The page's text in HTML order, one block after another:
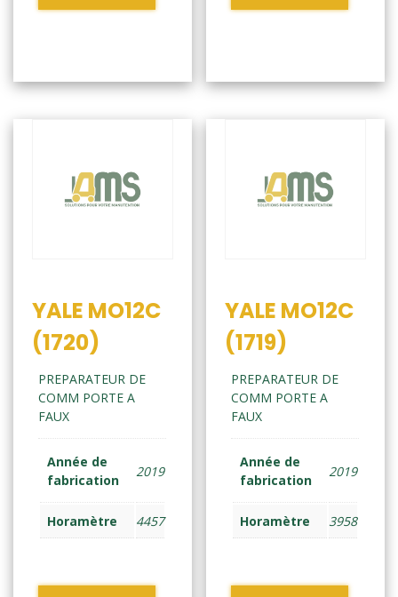
YALE MO12C
(1720)
PREPARATEUR DE
COMM PORTE A
FAUX
Année de
fabrication
2019
Horamètre 4457
YALE MO12C
(1719)
PREPARATEUR DE
COMM PORTE A
FAUX
Année de
fabrication
2019
Horamètre 3958